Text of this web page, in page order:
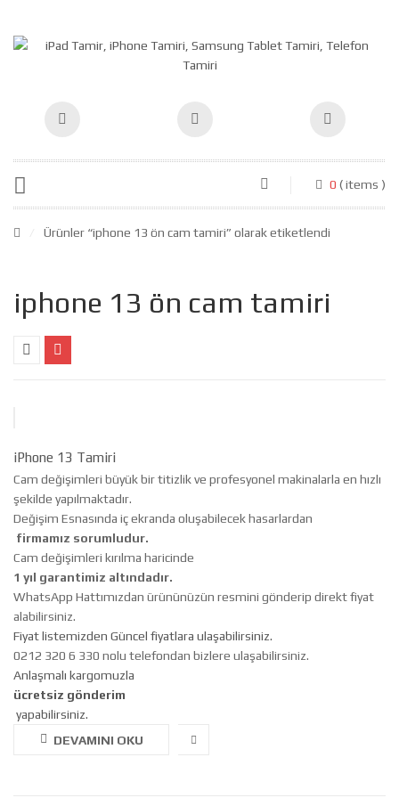
0 ( items )
Ürünler “iphone 13 ön cam tamiri” olarak etiketlendi
iphone 13 ön cam tamiri
iPhone 13 Tamiri
Cam değişimleri büyük bir titizlik ve profesyonel makinalarla en hızlı
şekilde yapılmaktadır.
Değişim Esnasında iç ekranda oluşabilecek hasarlardan
firmamız sorumludur.
Cam değişimleri kırılma haricinde
1 yıl garantimiz altındadır.
WhatsApp Hattımızdan ürününüzün resmini gönderip direkt fiyat
alabilirsiniz.
Fiyat listemizden Güncel fiyatlara ulaşabilirsiniz.
0212 320 6 330 nolu telefondan bizlere ulaşabilirsiniz.
Anlaşmalı kargomuzla
ücretsiz gönderim
yapabilirsiniz.
DEVAMINI OKU